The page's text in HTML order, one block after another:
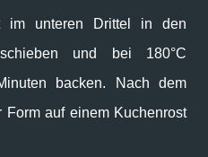
im unteren Drittel in den
und bei 180°C
backen. Nach dem
auf einem Kuchenrost